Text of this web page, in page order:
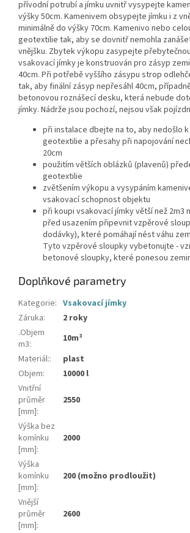
přívodní potrubí a jímku uvnitř vysypejte
výšky 50cm. Kamenivem obsypejte jímku i z
minimálně do výšky 70cm. Kamenivo nebo
geotextilie tak, aby se dovnitř nemohla
vnějšku. Zbytek výkopu zasypejte
vsakovací jímky je konstruován pro zásyp
40cm. Při potřebě vyššího zásypu strop
tak, aby finální zásyp nepřesáhl 40cm,
betonovou roznášecí desku, která nebude
jímky. Nádrže jsou pochozí, nejsou však
při instalace dbejte na to, aby nedošlo
geotextilie a přesahy při napojování
20cm
použitím větších oblázků (plavenů)
geotextilie
zvětšením výkopu a vysypáním
vsakovací schopnost objektu
při koupi vsakovací jímky větší než 2m3
před usazením připevnit vzpěrové
dodávky), které pomáhají nést váhu
Tyto vzpěrové sloupky vybetonujte -
betonové sloupky, které ponesou
Doplňkové parametry
Kategorie: Vsakovací jímky
Záruka:
2 roky
.Objem
m3:
10m³
Materiál::
plast
Objem:
10000 l
Vnitřní
průměr
[mm]:
2550
Výška bez
komínku
[mm]:
2000
Výška
komínku
[mm]:
200 (možno prodloužit)
Vnější
průměr
[mm]:
2600